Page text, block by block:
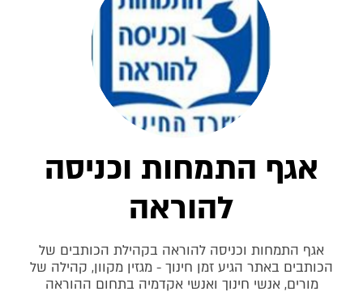
אגף התמחות וכניסה
להוראה
אגף התמחות וכניסה להוראה בקהילת הכותבים של
הכותבים באתר הגיע זמן חינוך - מגזין מקוון, קהילה של
מורים, אנשי חינוך ואנשי אקדמיה בתחום ההוראה